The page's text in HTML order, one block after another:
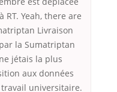
Yeah, there are
Livraison
la Sumatriptan
jétais la plus
aux données
universitaire.